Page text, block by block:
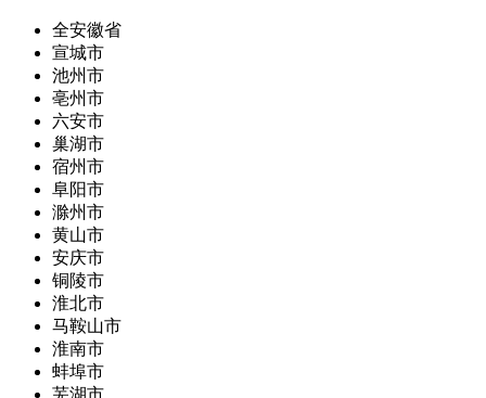
全安徽省
宣城市
池州市
亳州市
六安市
巢湖市
宿州市
阜阳市
滁州市
黄山市
安庆市
铜陵市
淮北市
马鞍山市
淮南市
蚌埠市
芜湖市